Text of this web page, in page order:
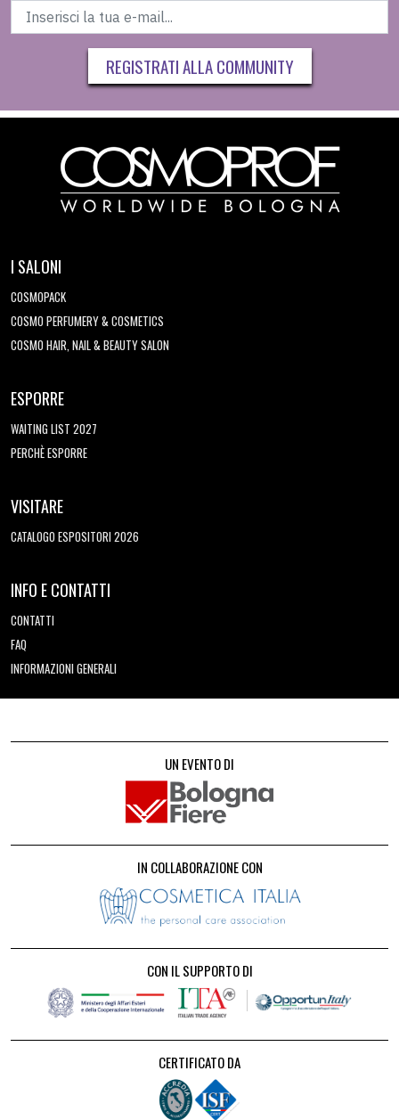
REGISTRATI ALLA COMMUNITY
I SALONI
COSMOPACK
COSMO PERFUMERY & COSMETICS
COSMO HAIR, NAIL & BEAUTY SALON
ESPORRE
WAITING LIST 2027
PERCHÈ ESPORRE
VISITARE
CATALOGO ESPOSITORI 2026
INFO E CONTATTI
CONTATTI
FAQ
INFORMAZIONI GENERALI
UN EVENTO DI
IN COLLABORAZIONE CON
CON IL SUPPORTO DI
CERTIFICATO DA